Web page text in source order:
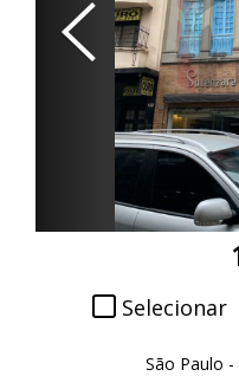
Selecionar
São Paulo